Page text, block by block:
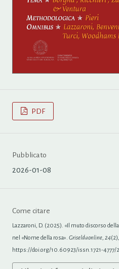
PDF
Pubblicato
2026-01-08
Come citare
Lazzaroni, D. (2025). «Il muto discorso
nel «Nome della rosa».Griseldaonline 24
https://doi.org/10.60923/issn.1721-4777/